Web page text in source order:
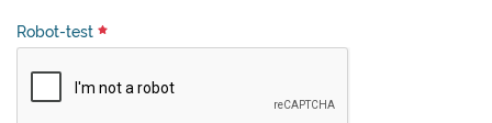
Robot-test